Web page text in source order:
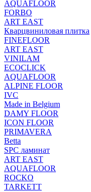
AQUAFLOOR
FORBO
ART EAST
Кварцвиниловая плитка
FINEFLOOR
ART EAST
VINILAM
ECOCLICK
AQUAFLOOR
ALPINE FLOOR
IVC
Made in Belgium
DAMY FLOOR
ICON FLOOR
PRIMAVERA
Betta
SPC ламинат
ART EAST
AQUAFLOOR
ROCKO
TARKETT